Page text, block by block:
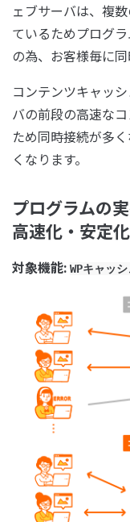
ェブサーバは、複
ているためプログ
の為、お客様毎に
コンテンツキャッ
バの前段の高速な
ため同時接続が多
くなります。
プログラムの
高速化・安定
対象機能: WPキャッシ